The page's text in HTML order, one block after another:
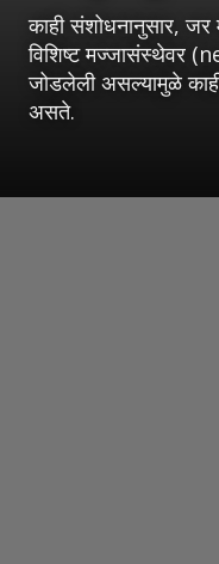
काही संशोधनानुसार,
विशिष्ट मज्जासंस्थेवर
जोडलेली असल्यामुळे
असते.